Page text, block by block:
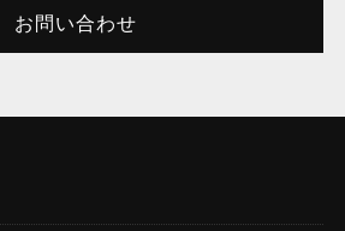
お問い合わせ